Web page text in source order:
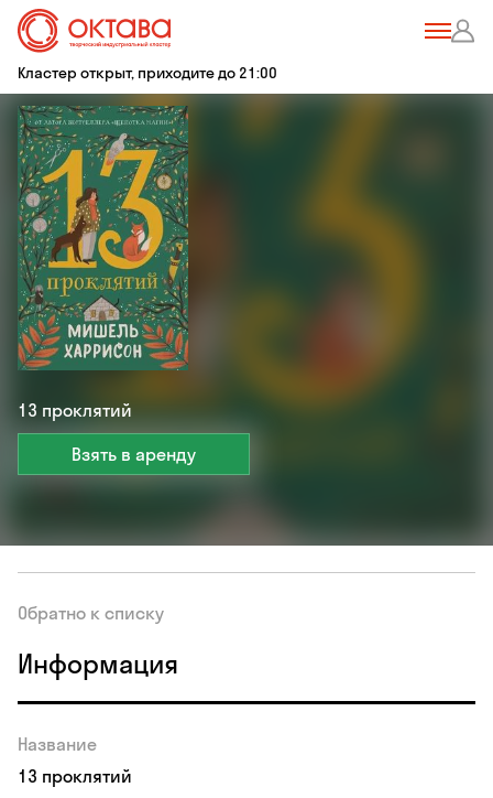
Кластер открыт, приходите до 21:00
13 проклятий
Взять в аренду
Обратно к списку
Информация
Название
13 проклятий